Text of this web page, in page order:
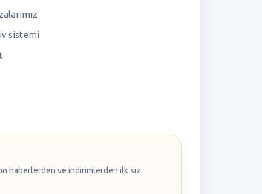
sistemi
haberlerden ve indirimlerden ilk siz